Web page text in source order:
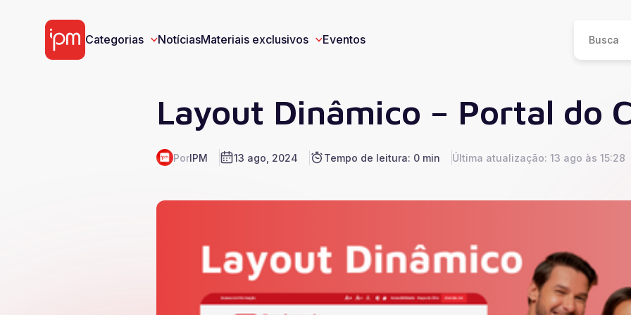
Categorias
Cases de Sucesso
NotíciasMateriais exclusivos
Materiais Exclusivos
Vídeos
Eventos
Layout Dinâmico – Portal do
PorIPM 13 ago, 2024 Tempo de leitura: 0 min Última atualização: 13 ago às 15:28